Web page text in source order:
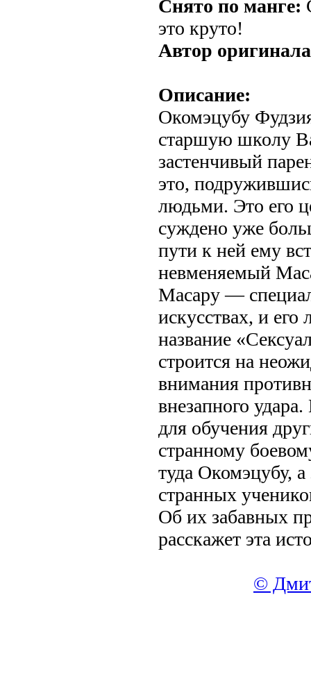
Снято по манге:
это круто!
Автор
Описание:
Окомэцубу
старшую школу
застенчивый
это,
людьми. Это его
суждено уже
пути к ней ему
невменяемый
Масару —
искусствах, и
название
строится на
внимания
внезапного
для обучения
странному
туда Окомэцубу,
странных
Об их забавных
расскажет эта
©